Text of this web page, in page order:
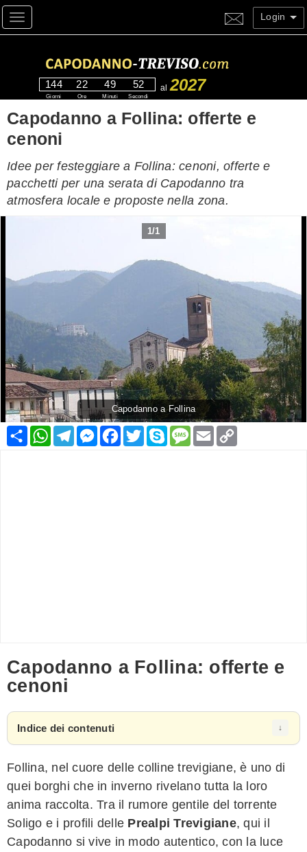
Toggle navigation Login
144
Giorni
22
Ore
49
Minuti
51
Secondi
al 2027
Capodanno a Follina: offerte e
cenoni
Idee per festeggiare a Follina: cenoni, offerte e
pacchetti per una serata di Capodanno tra
atmosfera locale e proposte nella zona.
1/1
Capodanno a Follina
Condividi
WhatsApp
Telegram
Messenger
Facebook
TwitterSkypeMessage
Email
Capodanno a Follina: offerte e
cenoni
Indice dei contenuti
Follina, nel cuore delle colline trevigiane, è uno di
quei borghi che in inverno rivelano tutta la loro
anima raccolta. Tra il rumore gentile del torrente
Soligo e i profili delle Prealpi Trevigiane, qui il
Capodanno si vive in modo autentico, con la luce